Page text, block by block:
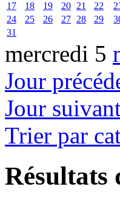
17
18 19 20 21 22
24
25 26 27 28 29
31
mercredi 5
Jour
Jour
Trier par
Résultats